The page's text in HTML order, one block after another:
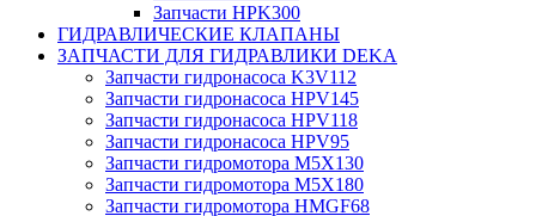
Запчасти HPK300
ГИДРАВЛИЧЕСКИЕ КЛАПАНЫ
ЗАПЧАСТИ ДЛЯ ГИДРАВЛИКИ DEKA
Запчасти гидронасоса K3V112
Запчасти гидронасоса HPV145
Запчасти гидронасоса HPV118
Запчасти гидронасоса HPV95
Запчасти гидромотора M5X130
Запчасти гидромотора M5X180
Запчасти гидромотора HMGF68